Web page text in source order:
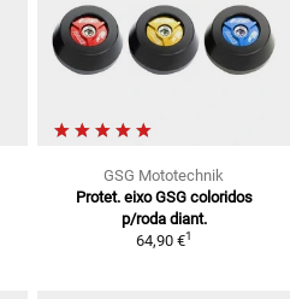
GSG Mototechnik
Protet. eixo GSG coloridos
p/roda diant.
64,90 €1